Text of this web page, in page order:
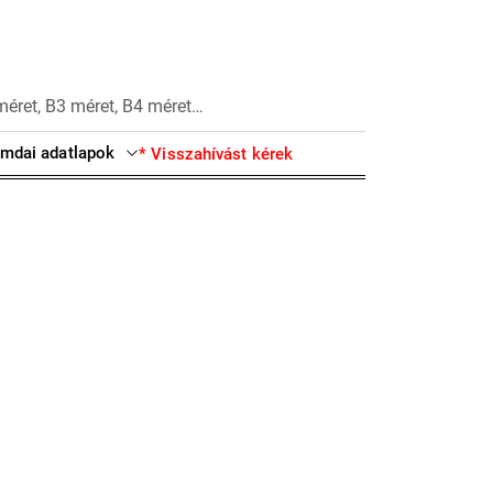
B3 méret, B4 méret…
adatlapok * Visszahívást kérek